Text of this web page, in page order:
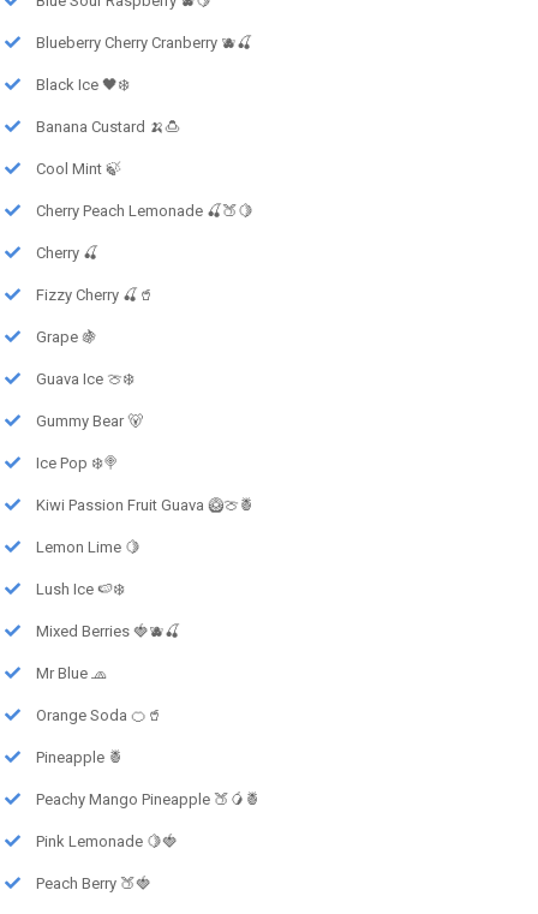
Blueberry Cherry Cranberry 🫐🍒
Black Ice 🖤❄️
Banana Custard 🍌🍮
Cool Mint 🍃
Cherry Peach Lemonade 🍒🍑🍋
Cherry 🍒
Fizzy Cherry 🍒🥤
Grape 🍇
Guava Ice 🍈❄️
Gummy Bear 🐻
Ice Pop ❄️🍭
Kiwi Passion Fruit Guava 🥝🍈🍍
Lemon Lime 🍋
Lush Ice 🍉❄️
Mixed Berries 🍓🫐🍒
Mr Blue 🧢
Orange Soda 🍊🥤
Pineapple 🍍
Peachy Mango Pineapple 🍑🥭🍍
Pink Lemonade 🍋🍓
Peach Berry 🍑🍓